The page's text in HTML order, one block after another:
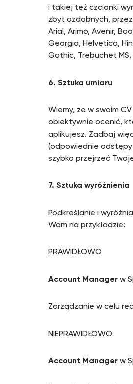
i takiej też czcionki
zbyt ozdobnych,
Arial, Arimo, Avenir,
Georgia, Helvetica,
Gothic, Trebuchet MS,
6. Sztuka umiaru
Wiemy, że w swoim
obiektywnie ocenić,
aplikujesz. Zadbaj
(odpowiednie odstępy
szybko przejrzeć
7. Sztuka wyróżnienia
Podkreślanie i
Wam na przykładzie:
PRAWIDŁOWO
Account Manager w
Zarządzanie w celu
NIEPRAWIDŁOWO
Account Manager w